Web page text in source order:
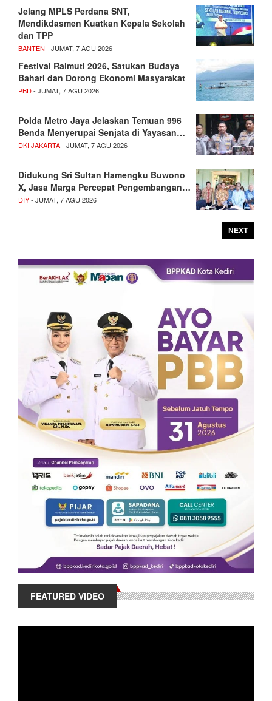
Jelang MPLS Perdana SNT,
Mendikdasmen Kuatkan Kepala Sekolah
dan TPP
BANTEN - JUMAT, 7 AGU 2026
Festival Raimuti 2026, Satukan Budaya
Bahari dan Dorong Ekonomi Masyarakat
PBD- JUMAT, 7 AGU 2026
Polda Metro Jaya Jelaskan Temuan 996
Benda Menyerupai Senjata di Yayasan…
DKI JAKARTA- JUMAT, 7 AGU 2026
Didukung Sri Sultan Hamengku Buwono
X, Jasa Marga Percepat Pengembangan…
DIY- JUMAT, 7 AGU 2026
NEXT
FEATURED VIDEO